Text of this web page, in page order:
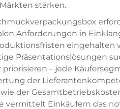
stärken.
Anforderungen in
eingehalten
Präsentationslösungen
– jede
der
der
vermittelt Einkäufern das